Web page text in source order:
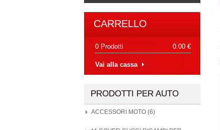
PRODOTTI PER AUTO
ACCESSORI MOTO (6)
CARRELLO
0 Prodotti 0.00 €
Vai alla cassa